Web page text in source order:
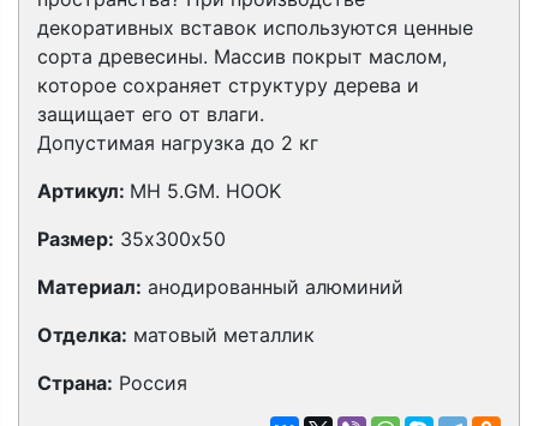
декоративных вставок используются ценные
сорта древесины. Массив покрыт маслом,
которое сохраняет структуру дерева и
защищает его от влаги.
Допустимая нагрузка до 2 кг
Артикул: MH 5.GM. HOOK
Размер: 35х300х50
Материал: анодированный алюминий
Отделка: матовый металлик
Страна: Россия